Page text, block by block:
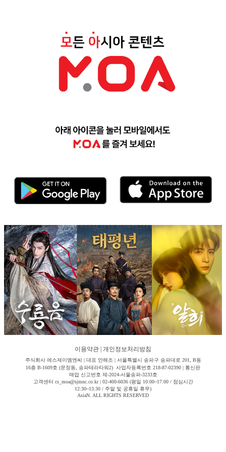
이용약관 개인정보처리방침
주식회사 에스제이엠엔씨 | 대표 안해조 | 서울특별시 송파구 송파대로 201, B동
16층 B-1609호 (문정동, 송파테라타워2) 사업자등록번호 218-87-02390 | 통신판
매업 신고번호 제-2024-서울송파-3233호
고객센터 cs_moa@sjmnc.co.kr | 02-400-6036 (평일 10:00~17:00 / 점심시간
12:30~13:30 / 주말 및 공휴일 휴무)
AsiaN. ALL RIGHTS RESERVED